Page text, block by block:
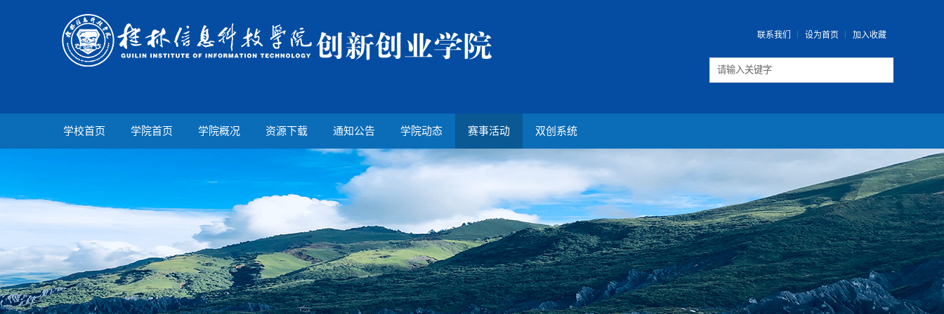
联系我们 设为首页 加入收藏
学校首页 学院首页 学院概况 资源下载 通知公告 学院动态 赛事活动 双创系统